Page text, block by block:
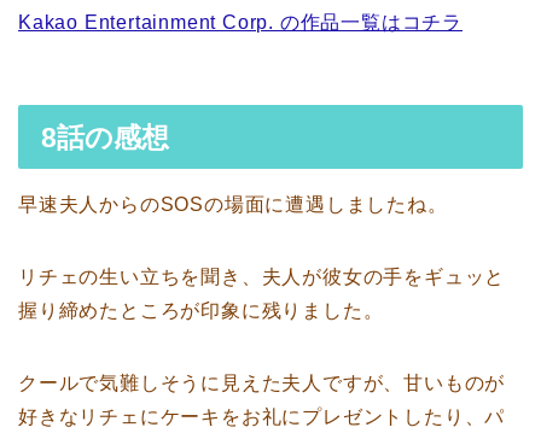
Kakao Entertainment Corp. の作品一覧はコチラ
8話の感想
早速夫人からのSOSの場面に遭遇しましたね。
リチェの生い立ちを聞き、夫人が彼女の手をギュッと
握り締めたところが印象に残りました。
クールで気難しそうに見えた夫人ですが、甘いものが
好きなリチェにケーキをお礼にプレゼントしたり、パ